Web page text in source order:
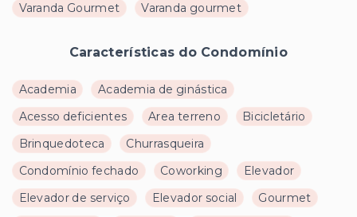
Varanda Gourmet
Varanda gourmet
Características do Condomínio
Academia
Academia de ginástica
Acesso deficientes
Area terreno
Bicicletário
Brinquedoteca
Churrasqueira
Condomínio fechado
Coworking
Elevador
Elevador de serviço
Elevador social
Gourmet